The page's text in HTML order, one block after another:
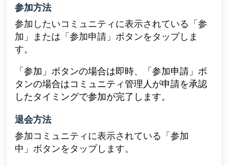
参加方法
参加したいコミュニティに表示されている「参
加」または「参加申請」 ボタンをタップしま
す。
「参加」ボタンの場合は即時、「参加申請」ボ
タンの場合はコミュニティ管理人が申請を承認
したタイミングで参加が完了します。
退会方法
参加コミュニティに表示されている「参加
中」 ボタンをタップします。